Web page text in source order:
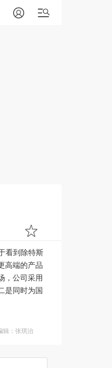
看到除特斯
高端的产品
，公司采用
是同时为国
辑：张琪治